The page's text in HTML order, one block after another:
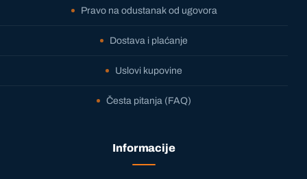
Pravo na odustanak od ugovora
Dostava i plaćanje
Uslovi kupovine
Česta pitanja (FAQ)
Informacije